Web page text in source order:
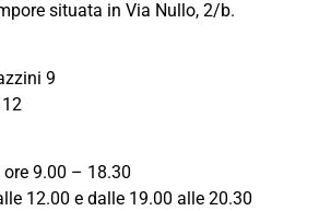
situata in Via Nullo, 2/b.
9
ore 9.00 – 18.30
12.00 e dalle 19.00 alle 20.30